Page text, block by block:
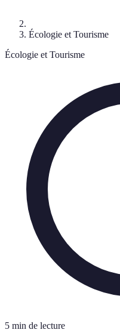
Écologie et Tourisme
Écologie et Tourisme
5 min de lecture